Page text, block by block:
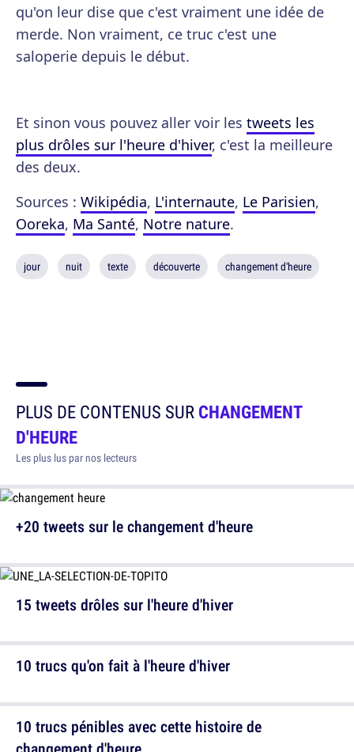
qu'on leur dise que c'est vraiment une idée de
merde. Non vraiment, ce truc c'est une
saloperie depuis le début.
Et sinon vous pouvez aller voir les tweets les
plus drôles sur l'heure d'hiver, c'est la meilleure
des deux.
Sources : Wikipédia, L'internaute, Le Parisien,
Ooreka, Ma Santé, Notre nature.
jour nuit texte découverte changement d'heure
PLUS DE CONTENUS SURCHANGEMENT
D'HEURE
Les plus lus par nos lecteurs
+20 tweets sur le changement d'heure
10 trucs qu'on fait à l'heure d'hiver
15 tweets drôles sur l'heure d'hiver
10 trucs pénibles avec cette histoire de